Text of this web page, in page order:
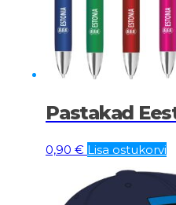
Pastakad
0,90 € Lisa ostukorvi